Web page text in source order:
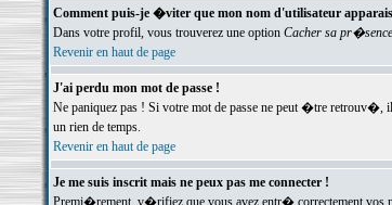
Comment puis-je �viter que mon nom d'utilisateur
Dans votre profil, vous trouverez une option Cacher sa
Revenir en haut de page
J'ai perdu mon mot de passe !
Ne paniquez pas ! Si votre mot de passe ne peut �tre
un rien de temps.
Revenir en haut de page
Je me suis inscrit mais ne peux pas me connecter !
Premi�rement, v�rifiez que vous avez entr� correctement